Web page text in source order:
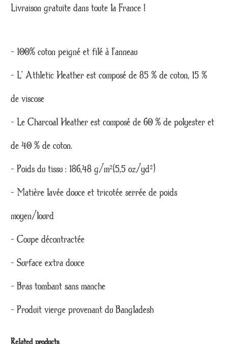
Livraison gratuite dans toute la France !
– 100% coton peigné et filé à l’anneau
– L’ Athletic Heather est composé de 85 % de coton, 15 %
de viscose
– Le Charcoal Heather est composé de 60 % de polyester et
de 40 % de coton.
– Poids du tissu : 186,48 g/m²(5,5 oz/yd²)
– Matière lavée douce et tricotée serrée de poids
moyen/lourd
– Coupe décontractée
– Surface extra douce
– Bras tombant sans manche
– Produit vierge provenant du Bangladesh
Related products